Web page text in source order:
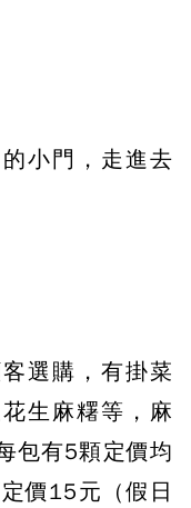
小門，走進去
選購，有掛菜
生麻糬等，麻
包有5顆定價均
價15元（假日